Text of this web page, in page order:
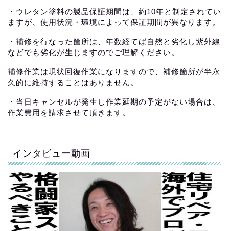
・ウレタン塗料の製品保証期間は、約10年と制定されてい
ますが、使用状況・環境によって保証期間が異なります。
・補修を行なった箇所は、年数経てば自然と劣化し紫外線
などでも劣化が生じますのでご理解ください。
補修作業は現状回復作業になりますので、補修箇所が半永
久的に維持することはありません。
・当日キャンセルが発生し作業延期の予定がない場合は、
作業費用を請求させて頂きます。
インタビュー動画